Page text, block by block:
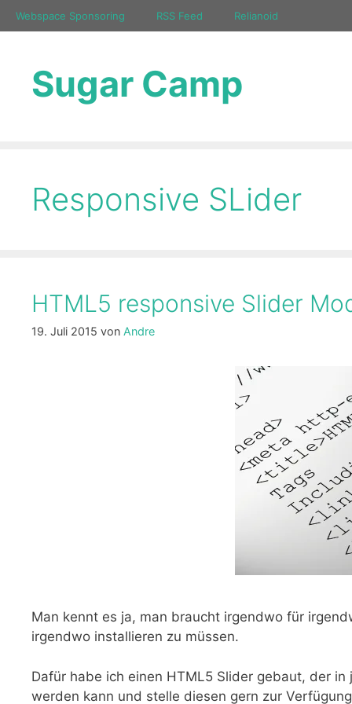
Zum
Inhalt
Webspace Sponsoring RSS Feed Relianoid
Sugar Camp
Responsive SLider
HTML5 responsive Slider
19. Juli 2015 von Andre
Man kennt es ja, man braucht irgendwo für
irgendwo installieren zu müssen.
Dafür habe ich einen HTML5 Slider gebaut, der
werden kann und stelle diesen gern zur